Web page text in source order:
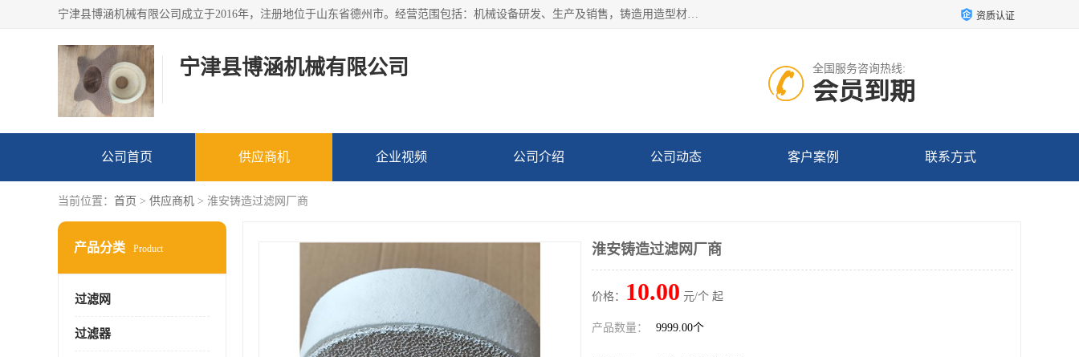
宁津县博涵机械有限公司成立于2016年，注册地位于山东省德州市。经营范围包括：机械设备研发、生产及销售，铸造用造型材料生产、销售，玻璃纤维及制品制造、销售，汽车零配件零售，机械零件、零部件加工，机械零件、零部件销售等；主要产品有：纤维过滤网,陶瓷过滤器,泡沫陶瓷过滤器,耐高温纤维过滤器,铸铁过滤器,铸铜过滤网,铸铝过滤网,铝轮毂过滤网,高效过滤网,高效陶瓷过滤网,高效纤维过滤网。 资质认证
宁津县博涵机械有限公司 全国服务咨询热线:
会员到期
公司首页 供应商机 企业视频 公司介绍 公司动态 客户案例 联系方式
当前位置： 首页 > 供应商机 > 淮安铸造过滤网厂商
产品分类 Product
过滤网
过滤器
淮安铸造过滤网厂商
价格： 10.00 元/个 起
产品数量： 9999.00个